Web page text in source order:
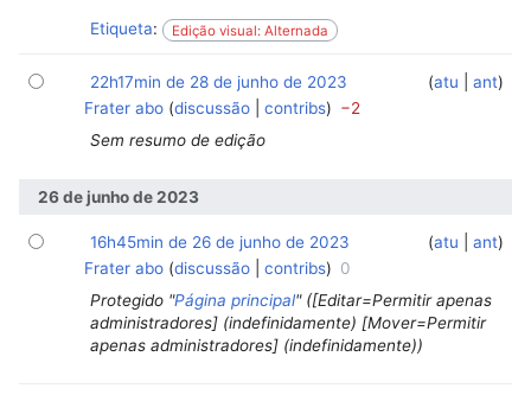
Etiqueta: Edição visual: Alternada
atu ant
22h17min de 28 de junho de 2023
Frater abo discussão contribs
−2
Sem resumo de edição
26 de junho de 2023
atu ant
16h45min de 26 de junho de 2023
Frater abo discussão contribs
0
Protegido "Página principal" ([Editar=Permitir apenas
administradores] (indefinidamente) [Mover=Permitir
apenas administradores] (indefinidamente))